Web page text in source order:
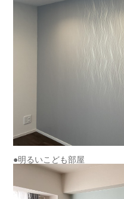
●明るいこども部屋